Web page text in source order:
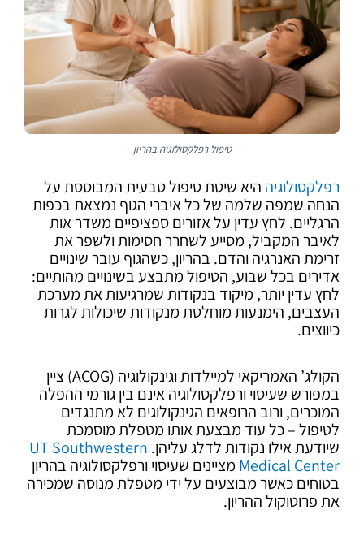
טיפול רפלקסולוגיה בהריון
רפלקסולוגיה היא שיטת טיפול טבעית המבוססת על
הנחה שמפה שלמה של כל איברי הגוף נמצאת בכפות
הרגליים. לחץ עדין על אזורים ספציפיים משדר אות
לאיבר המקביל, מסייע לשחרר חסימות ולשפר את
זרימת האנרגיה והדם. בהריון, כשהגוף עובר שינויים
אדירים בכל שבוע, הטיפול מתבצע בשינויים מהותיים:
לחץ עדין יותר, מיקוד בנקודות שמרגיעות את מערכת
העצבים, הימנעות מוחלטת מנקודות שיכולות לגרות
כיווצים.
הקולג’ האמריקאי למיילדות וגינקולוגיה (ACOG) ציין
במפורש שעיסוי ורפלקסולוגיה אינם בין גורמי ההפלה
המוכרים, ורוב הרופאים הגינקולוגים לא מתנגדים
לטיפול – כל עוד מבצעת אותו מטפלת מוסמכת
שיודעת אילו נקודות לדלג עליהן. UT Southwestern
Medical Center מציינים שעיסוי ורפלקסולוגיה בהריון
בטוחים כאשר מבוצעים על ידי מטפלת מנוסה שמכירה
את פרוטוקול ההריון.